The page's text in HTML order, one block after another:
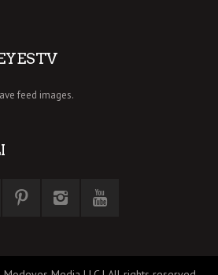
feed images.